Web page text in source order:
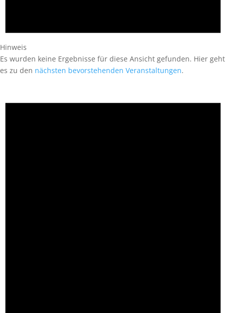
Hinweis
Es wurden keine Ergebnisse für diese Ansicht gefunden. Hier geht
es zu den nächsten bevorstehenden Veranstaltungen.